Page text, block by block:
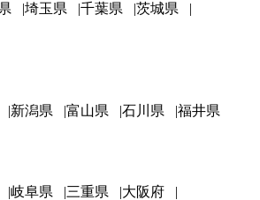
埼玉県 千葉県
茨城県
新潟県 富山県 石川県 福井県
岐阜県 三重県
大阪府